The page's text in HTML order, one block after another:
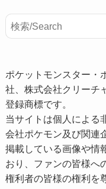
ポケットモンスター・
社、株式会社クリーチ
登録商標です。
当サイトは個人による
会社ポケモン及び関連
掲載している画像や情
おり、ファンの皆様へ
権利者の皆様の権利を